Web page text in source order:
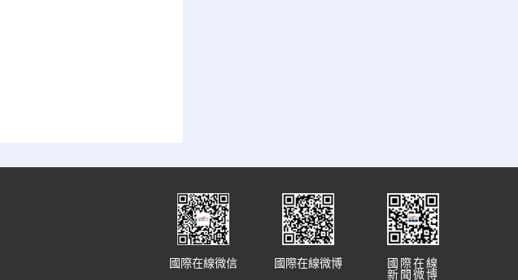
國際在線
新聞微博
國際在線微博
國際在線微信